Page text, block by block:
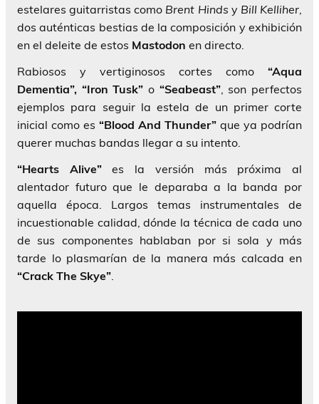
estelares guitarristas como Brent Hinds y Bill Kelliher,
dos auténticas bestias de la composición y exhibición
en el deleite de estos Mastodon en directo.
Rabiosos y vertiginosos cortes como “Aqua
Dementia”, “Iron Tusk” o “Seabeast”, son perfectos
ejemplos para seguir la estela de un primer corte
inicial como es “Blood And Thunder” que ya podrían
querer muchas bandas llegar a su intento.
“Hearts Alive”es la versión más próxima al
alentador futuro que le deparaba a la banda por
aquella época. Largos temas instrumentales de
incuestionable calidad, dónde la técnica de cada uno
de sus componentes hablaban por si sola y más
tarde lo plasmarían de la manera más calcada en
“Crack The Skye”.